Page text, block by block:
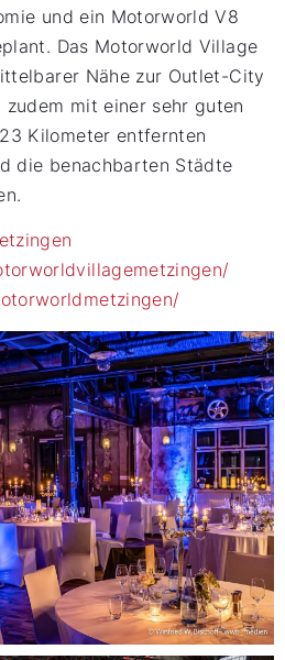
und ein Motorworld V8
Das Motorworld Village
Nähe zur Outlet-City
mit einer sehr guten
Kilometer entfernten
die benachbarten Städte